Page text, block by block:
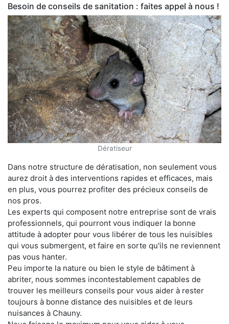
Besoin de conseils de sanitation : faites appel à nous !
Dératiseur
Dans notre structure de dératisation, non seulement vous
aurez droit à des interventions rapides et efficaces, mais
en plus, vous pourrez profiter des précieux conseils de
nos pros.
Les experts qui composent notre entreprise sont de vrais
professionnels, qui pourront vous indiquer la bonne
attitude à adopter pour vous libérer de tous les nuisibles
qui vous submergent, et faire en sorte qu'ils ne reviennent
pas vous hanter.
Peu importe la nature ou bien le style de bâtiment à
abriter, nous sommes incontestablement capables de
trouver les meilleurs conseils pour vous aider à rester
toujours à bonne distance des nuisibles et de leurs
nuisances à Chauny.